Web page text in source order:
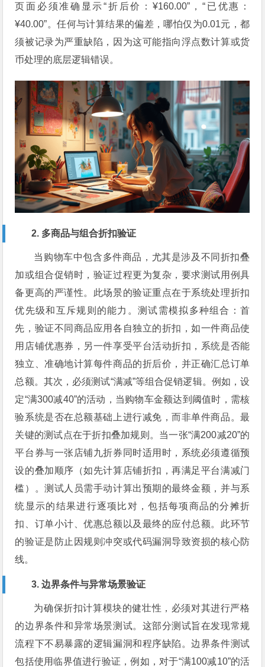
页面必须准确显示“折后价：¥160.00”，“已优惠：
¥40.00”。任何与计算结果的偏差，哪怕仅为0.01元，都
须被记录为严重缺陷，因为这可能指向浮点数计算或货
币处理的底层逻辑错误。
2. 多商品与组合折扣验证
当购物车中包含多件商品，尤其是涉及不同折扣叠
加或组合促销时，验证过程更为复杂，要求测试用例具
备更高的严谨性。此场景的验证重点在于系统处理折扣
优先级和互斥规则的能力。测试需模拟多种组合：首
先，验证不同商品应用各自独立的折扣，如一件商品使
用店铺优惠券，另一件享受平台活动折扣，系统是否能
独立、准确地计算每件商品的折后价，并正确汇总订单
总额。其次，必须测试“满减”等组合促销逻辑。例如，设
定“满300减40”的活动，当购物车金额达到阈值时，需核
验系统是否在总额基础上进行减免，而非单件商品。最
关键的测试点在于折扣叠加规则。当一张“满200减20”的
平台券与一张店铺九折券同时适用时，系统必须遵循预
设的叠加顺序（如先计算店铺折扣，再满足平台满减门
槛）。测试人员需手动计算出预期的最终金额，并与系
统显示的结果进行逐项比对，包括每项商品的分摊折
扣、订单小计、优惠总额以及最终的应付总额。此环节
的验证是防止因规则冲突或代码漏洞导致资损的核心防
线。
3. 边界条件与异常场景验证
为确保折扣计算模块的健壮性，必须对其进行严格
的边界条件和异常场景测试。这部分测试旨在发现常规
流程下不易暴露的逻辑漏洞和程序缺陷。边界条件测试
包括使用临界值进行验证，例如，对于“满100减10”的活